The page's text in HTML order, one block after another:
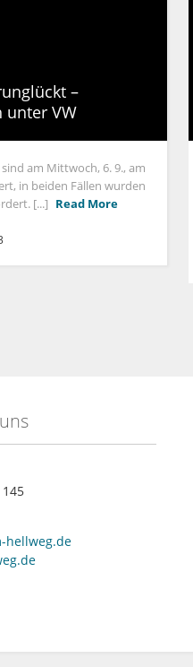
–
unter VW
am Mittwoch, 6. 9., am
in beiden Fällen wurden
[...] Read More
hellweg.de